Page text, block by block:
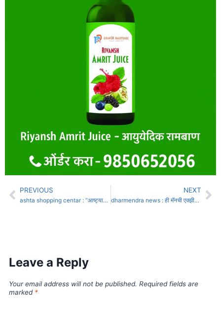
PREVIOUS
ashta shopping centar : “आष्ट्याच्या अर्थव्यवस्थेला नवा आधार… विकासाला नवा विस्तार!”
NEXT
dharmendra news : ही मॅनची एक्झीट : अभिनेते धर्मेंद्र अनंतात विलीन, सनी देओलने दिला मुखाग्नी
Leave a Reply
Your email address will not be published. Required fields are
marked *